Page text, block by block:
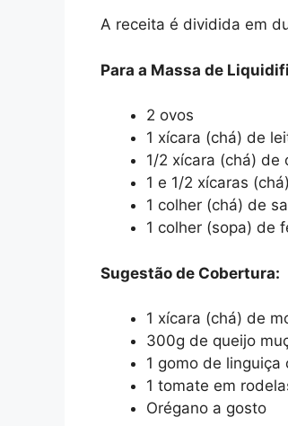
A receita é dividida em
Para a Massa de
2 ovos
1 xícara (chá) de
1/2 xícara (chá) de
1 e 1/2 xícaras
1 colher (chá) de
1 colher (sopa) de
Sugestão de Cobertura:
1 xícara (chá) de
300g de queijo
1 gomo de
1 tomate em
Orégano a gosto